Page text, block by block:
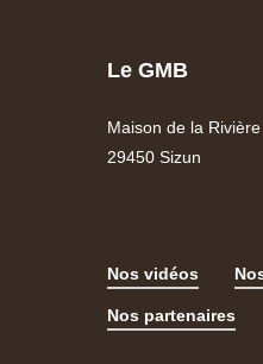
Le GMB
Maison de la Rivière
29450 Sizun
Nos vidéos
Nos partenaires